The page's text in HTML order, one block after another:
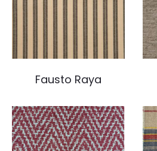
Fausto Raya